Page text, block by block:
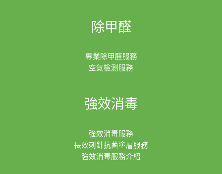
除甲醛
專業除甲醛服務
空氣檢測服務
強效消毒
強效消毒服務
長效刺針抗菌塗層服務
強效消毒服務介紹